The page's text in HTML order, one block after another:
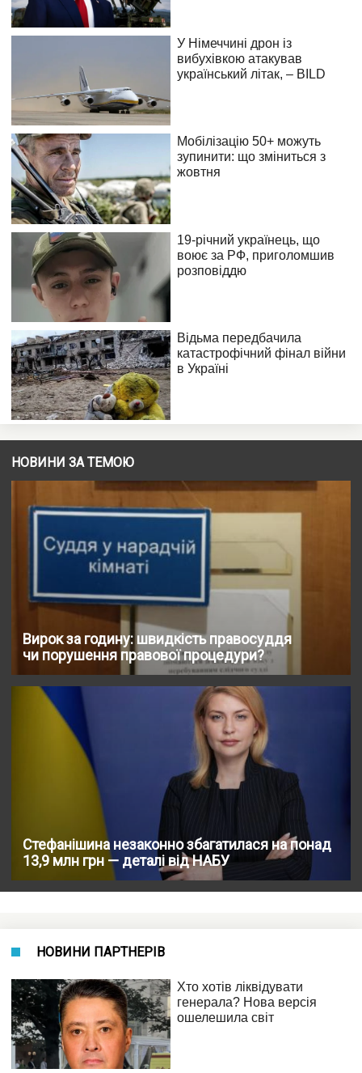
НОВИНИ ЗА ТЕМОЮ
Вирок за годину: швидкість правосуддя
чи порушення правової процедури?
Стефанішина незаконно збагатилася на понад
13,9 млн грн — деталі від НАБУ
НОВИНИ ПАРТНЕРІВ